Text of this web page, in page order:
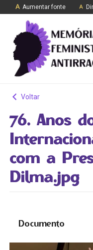
Aumentar fonte
Voltar
76. Anos
com a
Dilma.jpg
Documento